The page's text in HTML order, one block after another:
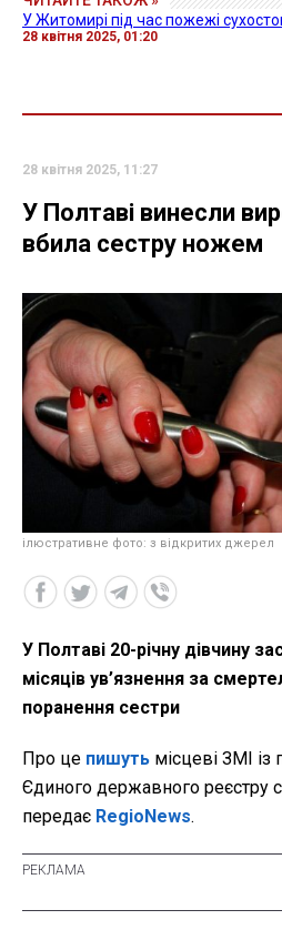
У Житомирі під час пожежі
28 квітня 2025, 01:20
28 квітня 2025, 11:27
У Полтаві винесли
вбила сестру ножем
ілюстративне фото: з відкритих джерел
У Полтаві 20-річну дівчину
місяців ув’язнення за
поранення сестри
Про це пишуть місцеві ЗМІ із
Єдиного державного реєстру
передає RegioNews.